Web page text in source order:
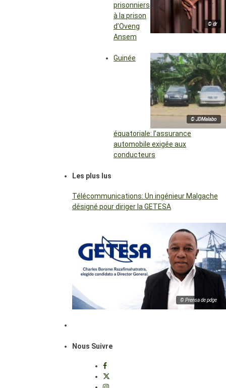
© dr
prisonniers
à la prison
d’Oveng
Ansem
© JDMalabo
Guinée
équatoriale: l’assurance
automobile exigée aux
conducteurs
Les plus lus
Télécommunications: Un ingénieur Malgache
désigné pour diriger la GETESA
© Prensa de pdge
Nous Suivre